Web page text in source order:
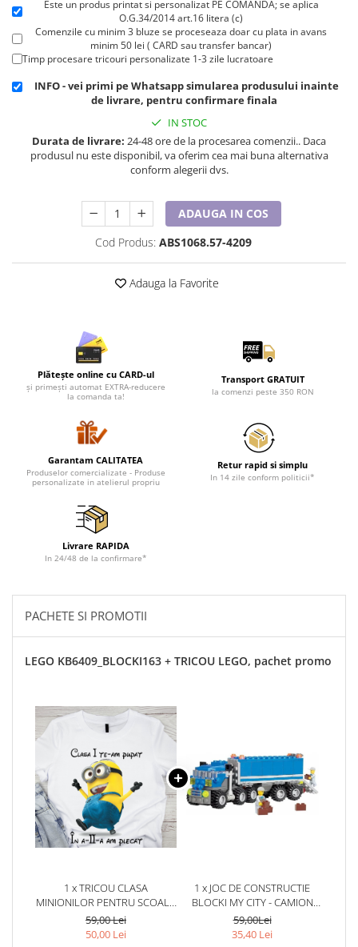
Este un produs printat si personalizat PE COMANDA; se aplica
O.G.34/2014 art.16 litera (c)
Comenzile cu minim 3 bluze se proceseaza doar cu plata in avans
minim 50 lei ( CARD sau transfer bancar)
Timp procesare tricouri personalizate 1-3 zile lucratoare
INFO - vei primi pe Whatsapp simularea produsului inainte
de livrare, pentru confirmare finala
IN STOC
Durata de livrare: 24-48 ore de la procesarea comenzii.. Daca
produsul nu este disponibil, va oferim cea mai buna alternativa
conform alegerii dvs.
ADAUGA IN COS
Cod Produs: ABS1068.57-4209
Adauga la Favorite
Plătește online cu CARD-ul
și primești automat EXTRA-reducere
la comanda ta!
Transport GRATUIT
la comenzi peste 350 RON
Garantam CALITATEA
Produselor comercializate - Produse
personalizate in atelierul propriu
Retur rapid si simplu
In 14 zile conform politicii*
Livrare RAPIDA
In 24/48 de la confirmare*
PACHETE SI PROMOTII
LEGO KB6409_BLOCKI163 + TRICOU LEGO, pachet promo
1 x TRICOU CLASA
MINIONILOR PENTRU SCOALA
SAU GRADINITA ABS1068.58
59,00 Lei
50,00 Lei
1 x JOC DE CONSTRUCTIE
BLOCKI MY CITY - CAMION
(163 PIESE)
59,00Lei
35,40 Lei